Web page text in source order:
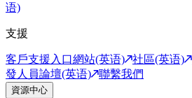
语)
支援
客戶支援入口網站(英语) 社區(英语)
發人員論壇(英语)
聯繫我們
資源中心